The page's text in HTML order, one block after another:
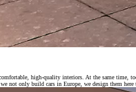
high-quality interiors. At the same
not only build cars in Europe, we design them